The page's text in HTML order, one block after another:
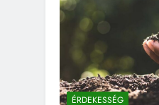
ÉRDEKESSÉG